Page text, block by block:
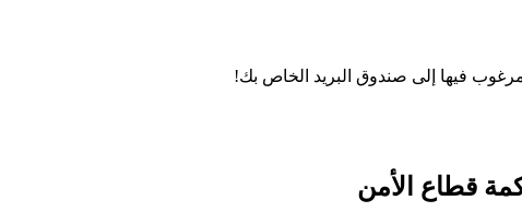
فيها إلى صندوق البريد الخاص بك!
قطاع الأمن